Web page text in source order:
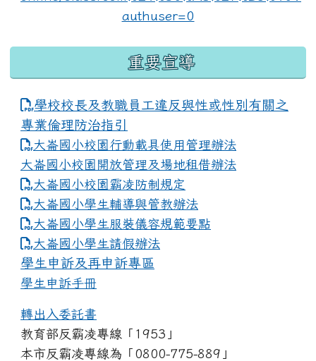
重要宣導
學校校長及教職員工違反與性或性別有關之
專業倫理防治指引
大崙國小校園行動載具使用管理辦法
大崙國小校園開放管理及場地租借辦法
大崙國小校園霸凌防制規定
大崙國小學生輔導與管教辦法
大崙國小學生服裝儀容規範要點
link to https://www.dles.tyc.edu.tw/uploads/
大崙國小學生請假辦法
學生申訴及再申訴專區
學生申訴手冊
轉出入委託書
教育部反霸凌專線「1953」
本市反霸凌專線為「0800-775-889」